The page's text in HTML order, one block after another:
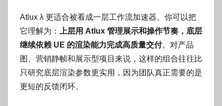
Atlux λ 更适合被看成一层工作流加速器。你可以把
它理解为：
上层用 Atlux 管理展示和操作节奏，底层
继续依赖 UE 的渲染能力完成高质量交付。对产品
图、营销静帧和展示型项目来说，这样的组合往往比
只研究底层渲染参数更实用，因为团队真正需要的是
更短的反馈闭环。